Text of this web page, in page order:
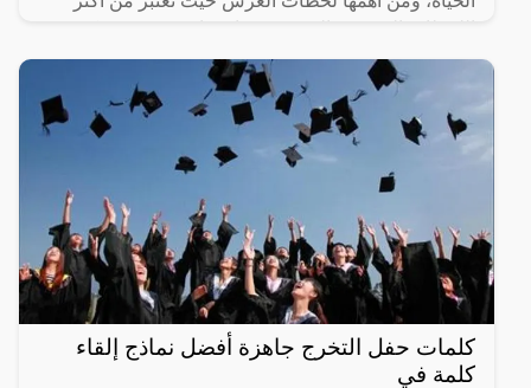
التعرف على
كلمات حفل التخرج جاهزة أفضل نماذج إلقاء
كلمة في